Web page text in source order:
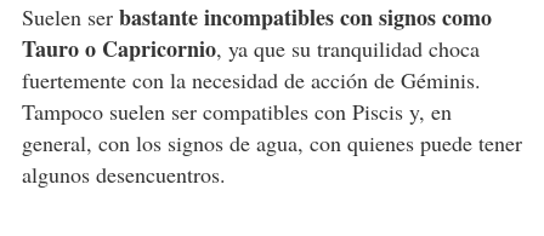
Suelen ser bastante incompatibles con signos como
Tauro o Capricornio, ya que su tranquilidad choca
fuertemente con la necesidad de acción de Géminis.
Tampoco suelen ser compatibles con Piscis y, en
general, con los signos de agua, con quienes puede tener
algunos desencuentros.